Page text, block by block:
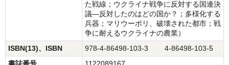
た戦線；ウクライナ戦争に反対する国連決
議―反対したのはどの国か？；多様化する
兵器；マリウーポリ、破壊された都市；戦
争に耐えるウクライナの農業）
ISBN(13)、ISBN
978-4-86498-103-3 4-86498-103-5